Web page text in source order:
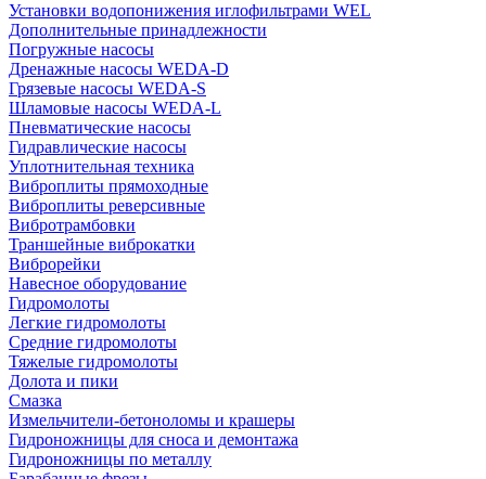
Установки водопонижения иглофильтрами WEL
Дополнительные принадлежности
Погружные насосы
Дренажные насосы WEDA-D
Грязевые насосы WEDA-S
Шламовые насосы WEDA-L
Пневматические насосы
Гидравлические насосы
Уплотнительная техника
Виброплиты прямоходные
Виброплиты реверсивные
Вибротрамбовки
Траншейные виброкатки
Виброрейки
Навесное оборудование
Гидромолоты
Легкие гидромолоты
Средние гидромолоты
Тяжелые гидромолоты
Долота и пики
Смазка
Измельчители-бетоноломы и крашеры
Гидроножницы для сноса и демонтажа
Гидроножницы по металлу